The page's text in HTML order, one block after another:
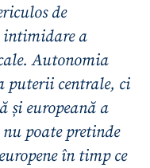
de
intimidare a
Autonomia
puterii centrale, ci
și europeană a
poate pretinde
în timp ce